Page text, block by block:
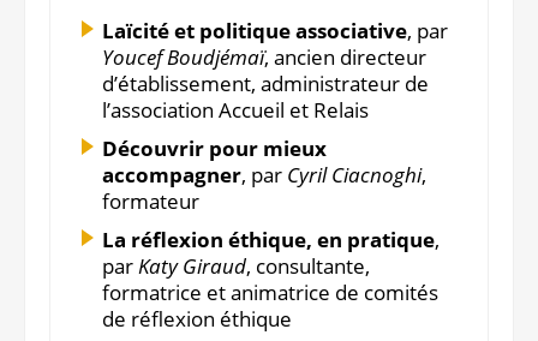
Laïcité et politique associative, par
Youcef Boudjémaï, ancien directeur
d’établissement, administrateur de
l’association Accueil et Relais
Découvrir pour mieux
accompagner, par Cyril Ciacnoghi,
formateur
La réflexion éthique, en pratique,
parKaty Giraud, consultante,
formatrice et animatrice de comités
de réflexion éthique